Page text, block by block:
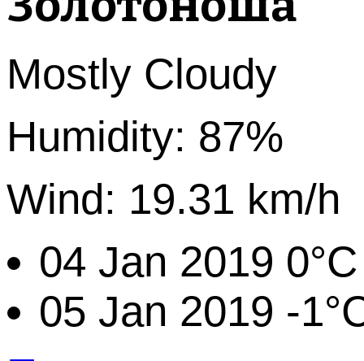
Mostly Cloudy
Humidity: 87%
Wind: 19.31 km/h
04 Jan 2019 0°C
05 Jan 2019 -